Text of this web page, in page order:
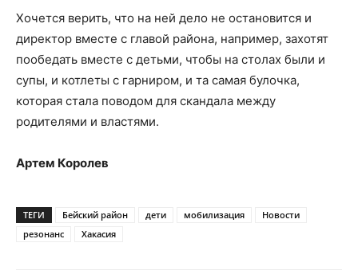
Хочется верить, что на ней дело не остановится и
директор вместе с главой района, например, захотят
пообедать вместе с детьми, чтобы на столах были и
супы, и котлеты с гарниром, и та самая булочка,
которая стала поводом для скандала между
родителями и властями.
Артем Королев
ТЕГИ Бейский район дети мобилизация
Новости
резонанс
Хакасия